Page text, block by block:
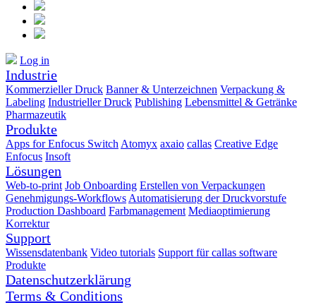
Log in
Industrie
Kommerzieller Druck Banner & Unterzeichnen Verpackung &
Labeling Industrieller Druck Publishing Lebensmittel & Getränke
Pharmazeutik
Produkte
Apps for Enfocus Switch Atomyx axaio callas Creative Edge
Enfocus Insoft
Lösungen
Web-to-print Job Onboarding Erstellen von Verpackungen
Genehmigungs-Workflows Automatisierung der Druckvorstufe
Production Dashboard Farbmanagement Mediaoptimierung
Korrektur
Support
Wissensdatenbank Video tutorials Support für callas software
Produkte
Datenschutzerklärung
Terms & Conditions